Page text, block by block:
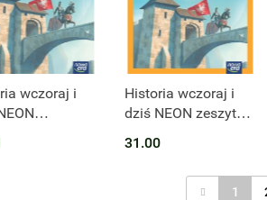
niedostępny
wczoraj i
Produkt niedostępny
Historia wczoraj i
dziś NEON zeszyt
szkoły podstawowej
EDYCJA 2023-2025
31.00
1